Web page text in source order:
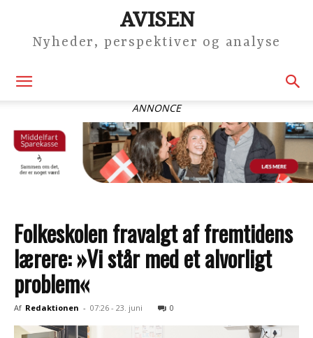
AVISEN
Nyheder, perspektiver og analyse
ANNONCE
Folkeskolen fravalgt af fremtidens
lærere: »Vi står med et alvorligt
problem«
Af Redaktionen - 07:26 - 23. juni 0